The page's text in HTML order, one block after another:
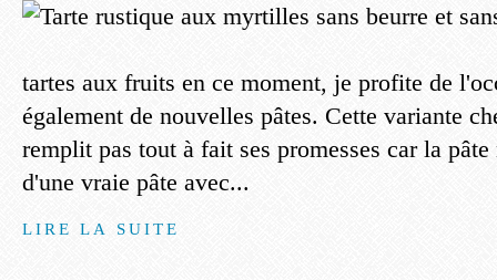
tartes aux fruits en ce moment, je profite de
également de nouvelles pâtes. Cette variante
remplit pas tout à fait ses promesses car la
d'une vraie pâte avec...
LIRE LA SUITE